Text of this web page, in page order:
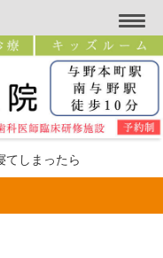
てしまったら